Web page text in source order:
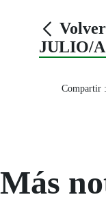
JULIO/
Compartir :
Más